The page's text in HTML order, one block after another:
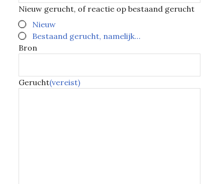
Nieuw gerucht, of reactie op bestaand gerucht
Nieuw
Bestaand gerucht, namelijk…
Bron
Gerucht(vereist)